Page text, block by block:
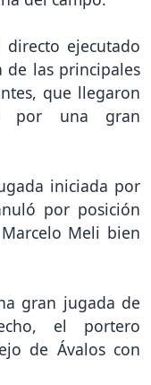
ejecutado
las principales
que llegaron
por una gran
iniciada por
por posición
Meli bien
gran jugada de
el portero
de Ávalos con